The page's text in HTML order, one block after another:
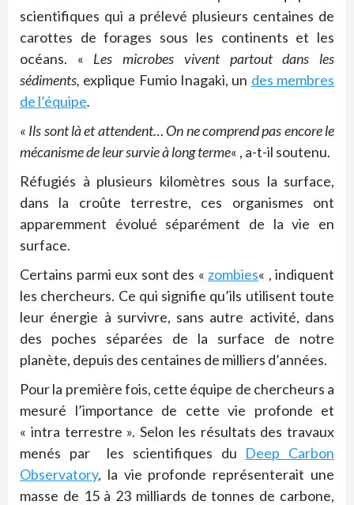
scientifiques qui a prélevé plusieurs centaines de
carottes de forages sous les continents et les
océans. « Les microbes vivent partout dans les
sédiments, explique Fumio Inagaki, un des membres
de l’équipe.
« Ils sont là et attendent… On ne comprend pas encore le
mécanisme de leur survie à long terme« , a-t-il soutenu.
Réfugiés à plusieurs kilomètres sous la surface,
dans la croûte terrestre, ces organismes ont
apparemment évolué séparément de la vie en
surface.
Certains parmi eux sont des « zombies« , indiquent
les chercheurs. Ce qui signifie qu’ils utilisent toute
leur énergie à survivre, sans autre activité, dans
des poches séparées de la surface de notre
planète, depuis des centaines de milliers d’années.
Pour la première fois, cette équipe de chercheurs a
mesuré l’importance de cette vie profonde et
« intra terrestre ». Selon les résultats des travaux
menés par les scientifiques du Deep Carbon
Observatory, la vie profonde représenterait une
masse de 15 à 23 milliards de tonnes de carbone,